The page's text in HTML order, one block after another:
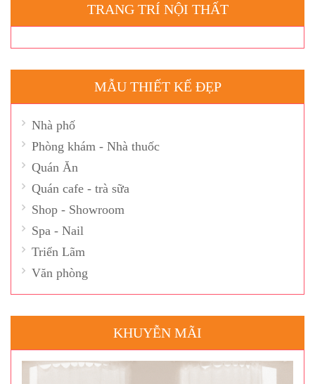
TRANG TRÍ NỘI THẤT
MẪU THIẾT KẾ ĐẸP
Nhà phố
Phòng khám - Nhà thuốc
Quán Ăn
Quán cafe - trà sữa
Shop - Showroom
Spa - Nail
Triển Lãm
Văn phòng
KHUYỄN MÃI